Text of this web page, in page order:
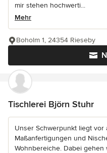
mir stehen hochwerti...
Mehr
Boholm 1, 24354 Rieseby
Tischlerei Björn Stuhr
Unser Schwerpunkt liegt vor
Maßanfertigungen und
Wohnbereiche. Dabei gehen